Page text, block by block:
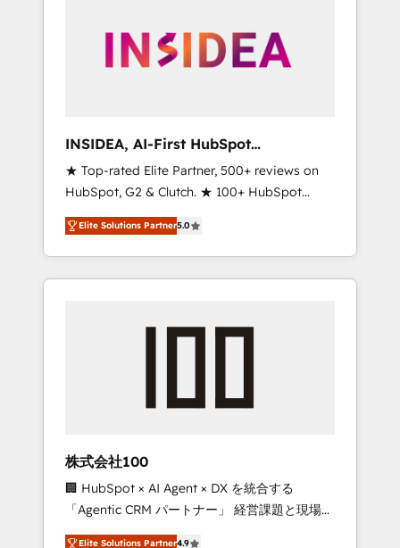
INSIDEA, AI-First HubSpot
Onboarding & RevOps
★ Top-rated Elite Partner, 500+ reviews on
HubSpot, G2 & Clutch. ★ 100+ HubSpot
Certified Experts & Trainers across the team
★ 1,500+ implementations across five
continents ★ AI-First, RevOps-led,
Onboarding obsessed ★ Company of the
engine. We onboard your team, migrate your
from any legacy CRM. Zero downtime, full
data integrity. ➤ Implementation: Configure
HubSpot to run your revenue process. Sales,
marketing, and service wired together. ➤ AI
Elite Solutions Partner5.0
株式会社100
🏢 HubSpot × AI Agent × DX を統合する
「Agentic CRM パートナー」 経営課題と現場業
務をつなぐAIネイティブ・エージェンシーとし
Elite Solutions Partner4.9